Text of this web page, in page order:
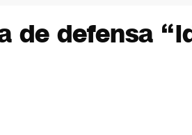
de defensa